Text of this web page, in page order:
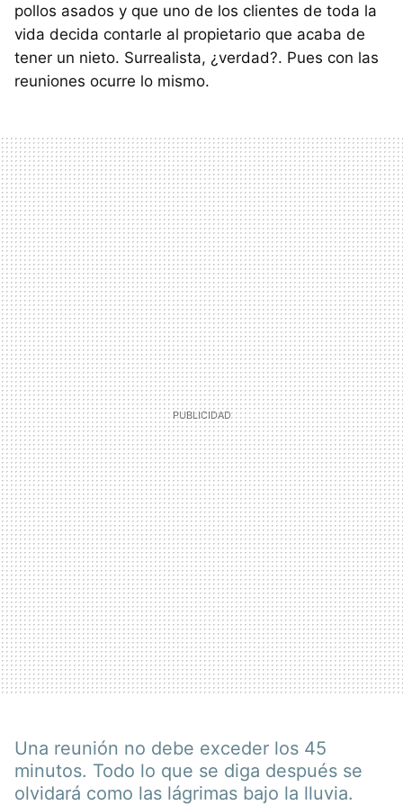
pollos asados y que uno de los clientes de toda la
vida decida contarle al propietario que acaba de
tener un nieto. Surrealista, ¿verdad?. Pues con las
reuniones ocurre lo mismo.
Una reunión no debe exceder los 45
minutos. Todo lo que se diga después se
olvidará como las lágrimas bajo la lluvia.